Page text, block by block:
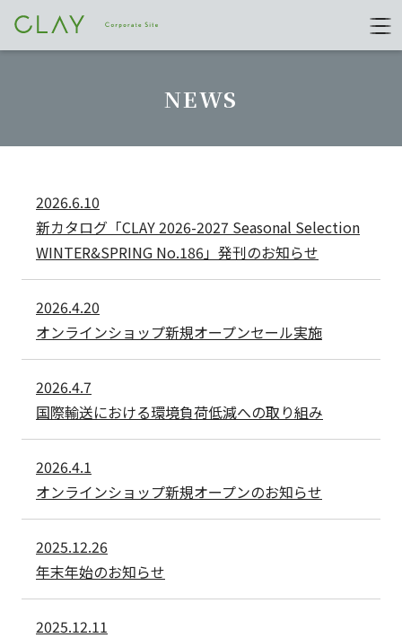
NEWS
2026.6.10
新カタログ「CLAY 2026-2027 Seasonal Selection
WINTER&SPRING No.186」発刊のお知らせ
2026.4.20
オンラインショップ新規オープンセール実施
2026.4.7
国際輸送における環境負荷低減への取り組み
2026.4.1
オンラインショップ新規オープンのお知らせ
2025.12.26
年末年始のお知らせ
2025.12.11